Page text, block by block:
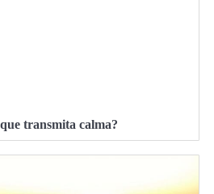
transmita calma?